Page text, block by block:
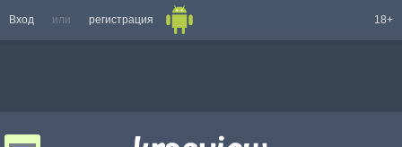
Вход или регистрация 18+